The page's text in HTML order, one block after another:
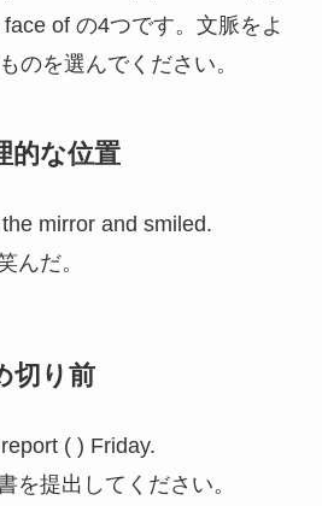
of の4つです。文脈をよ
のを選んでください。
的な位置
mirror and smiled.
んだ。
切り前
( ) Friday.
を提出してください。